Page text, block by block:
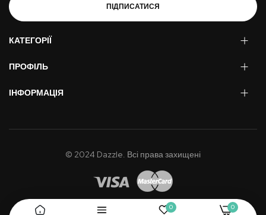
ПІДПИСАТИСЯ
КАТЕГОРІЇ
ПРОФІЛЬ
ІНФОРМАЦІЯ
© 2024 Dazzle. Всі права захищені
0 0